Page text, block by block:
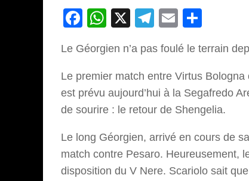
Facebook
WhatsApp
X Telegram
Email
Le Géorgien n’a pas foulé le terrain
Le premier match entre Virtus
est prévu aujourd’hui à la Segafredo
de sourire : le retour de Shengelia.
Le long Géorgien, arrivé en cours de
match contre Pesaro. Heureusement,
disposition du V Nere. Scariolo sait